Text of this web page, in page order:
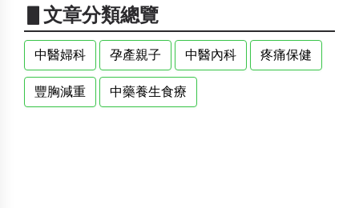
▋文章分類總覽
中醫婦科 孕產親子 中醫內科 疼痛保健
豐胸減重 中藥養生食療